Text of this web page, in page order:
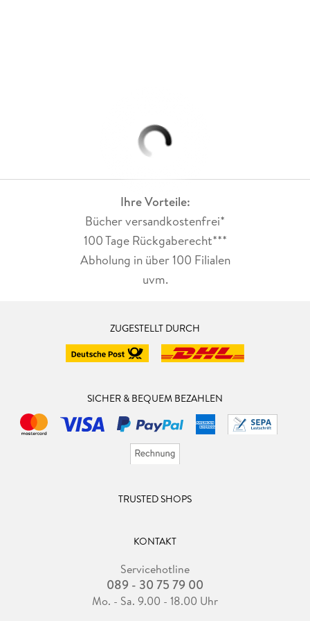
Ihre Vorteile:
Bücher versandkostenfrei*
100 Tage Rückgaberecht***
Abholung in über 100 Filialen
uvm.
ZUGESTELLT DURCH
SICHER & BEQUEM BEZAHLEN
TRUSTED SHOPS
KONTAKT
Servicehotline
089 - 30 75 79 00
Mo. - Sa. 9.00 - 18.00 Uhr